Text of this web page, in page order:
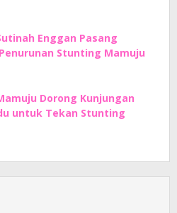
Enggan Pasang
Stunting Mamuju
Dorong Kunjungan
untuk Tekan Stunting